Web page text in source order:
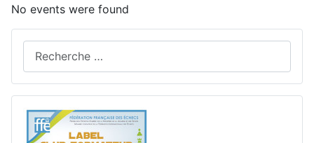
No events were found